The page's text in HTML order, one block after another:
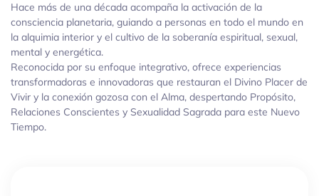
Hace más de una década acompaña la activación de la
consciencia planetaria, guiando a personas en todo el mundo en
la alquimia interior y el cultivo de la soberanía espiritual, sexual,
mental y energética.
Reconocida por su enfoque integrativo, ofrece experiencias
transformadoras e innovadoras que restauran el Divino Placer de
Vivir y la conexión gozosa con el Alma, despertando Propósito,
Relaciones Conscientes y Sexualidad Sagrada para este Nuevo
Tiempo.